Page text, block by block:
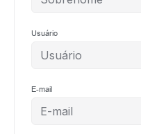
Usuário
E-mail